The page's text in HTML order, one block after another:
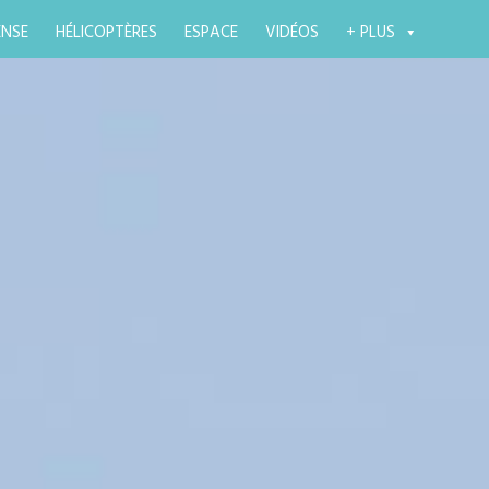
HÉLICOPTÈRES ESPACE VIDÉOS + PLUS